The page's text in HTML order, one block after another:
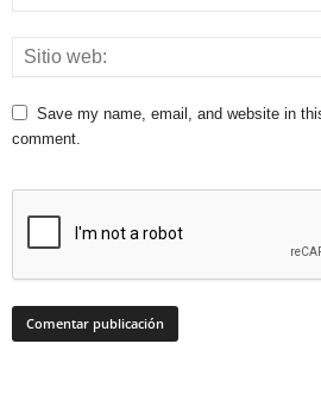
Save my name, email, and website in
comment.